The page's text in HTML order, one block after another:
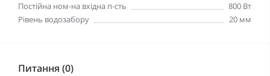
Постійна ном-на вхідна п-сть
800 Вт
Рівень водозабору
20 мм
Питання (0)